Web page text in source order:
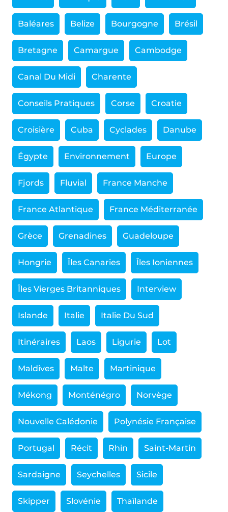
Baléares Belize Bourgogne Brésil
Bretagne Camargue Cambodge
Canal Du Midi Charente
Conseils Pratiques Corse Croatie
Croisière Cuba Cyclades Danube
Égypte Environnement Europe
Fjords Fluvial France Manche
France Atlantique France Méditerranée
Grèce Grenadines Guadeloupe
Hongrie Îles Canaries Îles Ioniennes
Îles Vierges Britanniques Interview
Islande Italie Italie Du Sud
Itinéraires Laos Ligurie Lot
Maldives Malte Martinique
Mékong Monténégro Norvège
Nouvelle Calédonie Polynésie Française
Portugal Récit Rhin Saint-Martin
Sardaigne Seychelles Sicile
Skipper Slovénie Thaïlande